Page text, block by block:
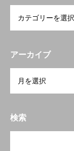
アーカイブ
検索